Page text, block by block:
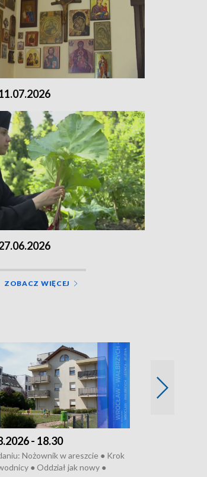
ZOBACZ WIĘCEJ
- 18.30
Nożownik w areszcie ● Krok
● Oddział jak nowy ●